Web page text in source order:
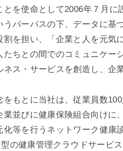
とを使命として2006年７月に
うパーパスの下、データに基
割を担い、「企業と人を元気
たちとの間でのコミュニケー
ネス・サービスを創造し、企
をもとに当社は、従業員数
業並びに健康保険組合向けに
化等を行うネットワーク健康
の健康管理クラウドサービ